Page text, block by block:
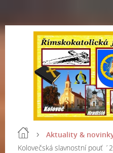
Aktuality &
Kolovečská slavnostní pouť